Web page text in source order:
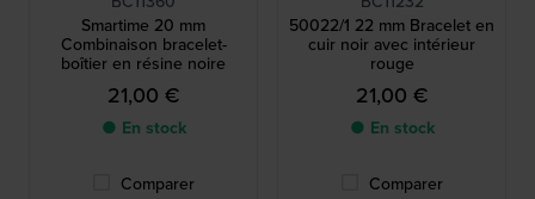
Smartime 20 mm
Combinaison bracelet-
boîtier en résine noire
21,00 €
● En stock
Comparer
50022/1 22 mm Bracelet en
cuir noir avec intérieur
rouge
21,00 €
● En stock
Comparer